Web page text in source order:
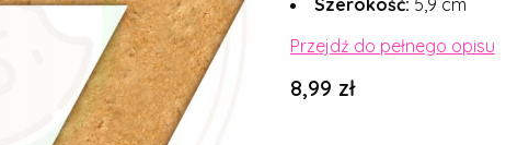
Przejdź do pełnego opisu
Cena
8,99 zł